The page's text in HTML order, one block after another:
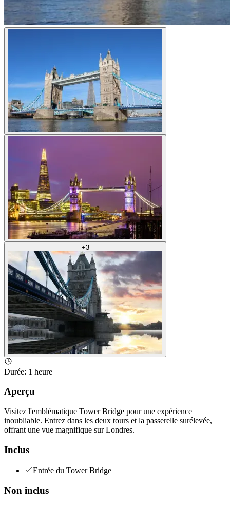
+3
Durée: 1 heure
Aperçu
Visitez l'emblématique Tower Bridge pour une expérience
inoubliable. Entrez dans les deux tours et la passerelle surélevée,
offrant une vue magnifique sur Londres.
Inclus
Entrée du Tower Bridge
Non inclus